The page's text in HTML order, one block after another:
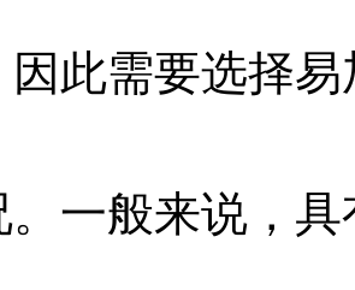
因此需要选择
。一般来说，